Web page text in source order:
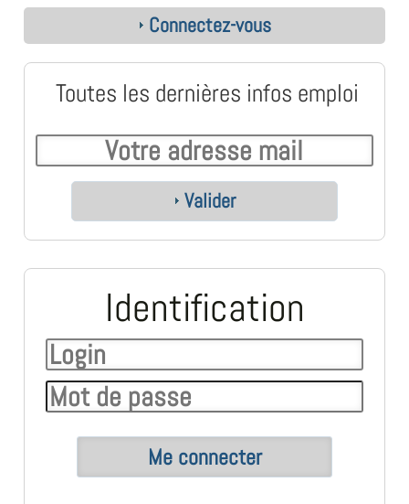
Connectez-vous
Toutes les dernières infos emploi
Valider
Identification